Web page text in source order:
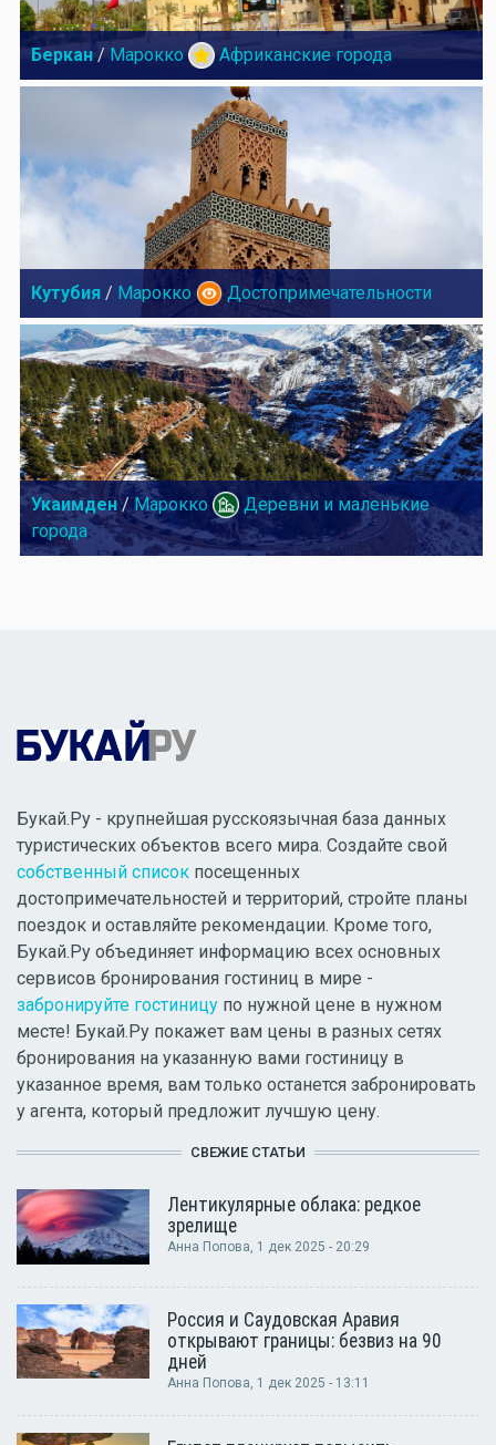
Беркан / Марокко Африканские города
Кутубия / Марокко Достопримечательности
Укаимден/ Марокко
Деревни и маленькие
города
Букай.Ру - крупнейшая русскоязычная база данных
туристических объектов всего мира. Создайте свой
собственный список посещенных
достопримечательностей и территорий, стройте планы
поездок и оставляйте рекомендации. Кроме того,
Букай.Ру объединяет информацию всех основных
сервисов бронирования гостиниц в мире -
забронируйте гостиницу по нужной цене в нужном
месте! Букай.Ру покажет вам цены в разных сетях
бронирования на указанную вами гостиницу в
указанное время, вам только останется забронировать
у агента, который предложит лучшую цену.
СВЕЖИЕ СТАТЬИ
Лентикулярные облака: редкое
зрелище
Анна Попова, 1 дек 2025 - 20:29
Россия и Саудовская Аравия
открывают границы: безвиз на 90
дней
Анна Попова, 1 дек 2025 - 13:11